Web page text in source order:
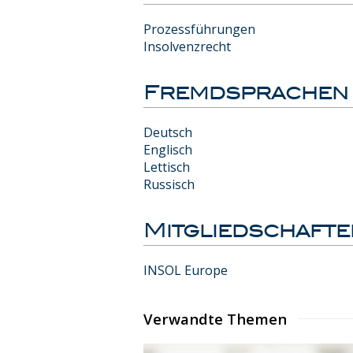
Prozessführungen
Insolvenzrecht
Fremdsprachen
Deutsch
Englisch
Lettisch
Russisch
INSOL Europe
Verwandte Themen